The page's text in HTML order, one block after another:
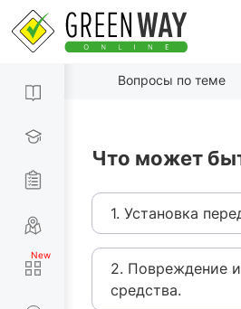
Вопросы по теме
Что может
1. Установка
2. Повреждение
средства.